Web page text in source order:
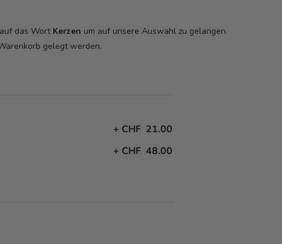
das Wort Kerzen um auf unsere Auswahl zu gelangen.
gelegt werden.
+ CHF 21.00
+ CHF 48.00